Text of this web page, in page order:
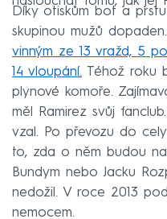
Díky otiskům bot a
skupinou mužů dopaden.
vinným ze 13 vražd, 5
14 vloupání. Téhož roku
plynové komoře.
měl Ramirez svůj
vzal. Po převozu do
to, zda o něm budou
Bundym nebo Jacku
nedožil. V roce 2013
nemocem.